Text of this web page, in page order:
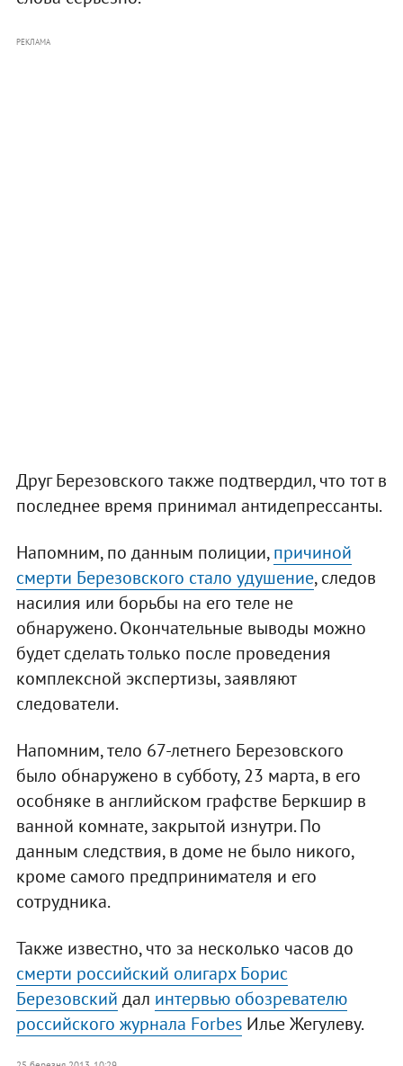
РЕКЛАМА
Друг Березовского также подтвердил, что тот в
последнее время принимал антидепрессанты.
Напомним, по данным полиции,причиной
смерти Березовского стало удушение, следов
насилия или борьбы на его теле не
обнаружено. Окончательные выводы можно
будет сделать только после проведения
комплексной экспертизы, заявляют
следователи.
Напомним, тело 67-летнего Березовского
было обнаружено в субботу, 23 марта, в его
особняке в английском графстве Беркшир в
ванной комнате, закрытой изнутри. По
данным следствия, в доме не было никого,
кроме самого предпринимателя и его
сотрудника.
Также известно, что за несколько часов до
смерти российский олигарх Борис
Березовский дал интервью обозревателю
российского журнала ForbesИлье Жегулеву.